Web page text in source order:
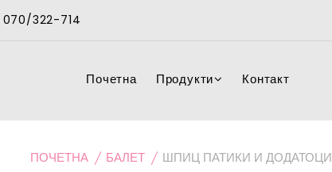
070/322-714
Почетна Продукти Контакт
ПОЧЕТНА БАЛЕТ ШПИЦ ПАТИКИ И ДОДАТОЦИ